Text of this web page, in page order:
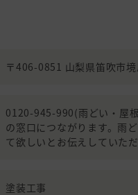
〒406-0851 山梨県笛吹市
0120-945-990(雨どい・屋
の窓口につながります。雨
て欲しいとお伝えしていた
塗装工事